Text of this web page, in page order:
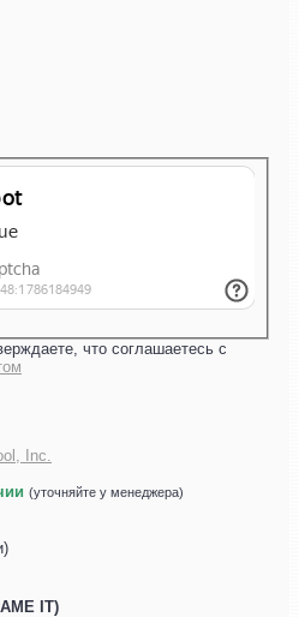
что соглашаетесь с
Inc.
(уточняйте у менеджера)
IT)